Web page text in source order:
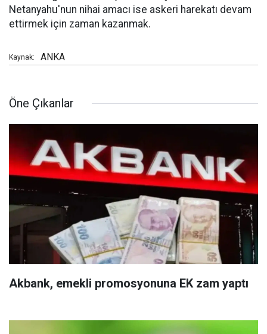
Netanyahu'nun nihai amacı ise askeri harekatı devam
ettirmek için zaman kazanmak.
Kaynak: ANKA
Öne Çıkanlar
Akbank, emekli promosyonuna EK zam yaptı